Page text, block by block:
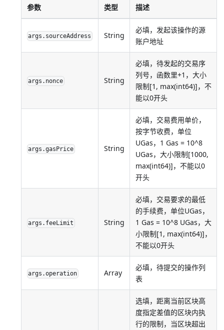
参数 类型 描述
args.sourceAddress String
必填，发起该操作的源
账户地址
args.nonce String
必填，待发起的交易序
列号，函数里+1，大小
限制[1, max(int64)]，不
能以0开头
args.gasPrice String
必填，交易费用单价，
按字节收费，单位
UGas，1 Gas = 10^8
UGas，大小限制[1000,
max(int64)]，不能以0
开头
args.feeLimit String
必填，交易要求的最低
的手续费，单位UGas，
1 Gas = 10^8 UGas，大
小限制[1, max(int64)]，
不能以0开头
args.operation Array
必填，待提交的操作列
表
选填，距离当前区块高
度指定差值的区块内执
行的限制，当区块超出